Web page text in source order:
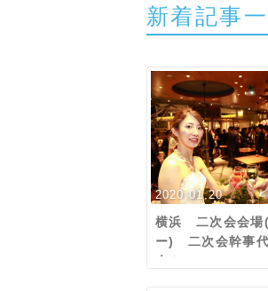
新着記事
2020.01.20
横浜 二次会会場
ー) 二次会幹事
介！